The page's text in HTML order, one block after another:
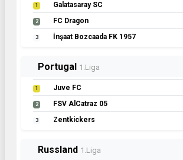
1 Galatasaray SC
2 FC Dragon
3 İnşaat Bozcaada FK 1957
Portugal 1.Liga
1 Juve FC
2 FSV AlCatraz 05
3 Zentkickers
Russland 1.Liga